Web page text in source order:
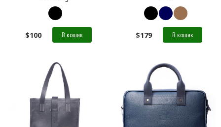
$100 В кошик $179 В кошик